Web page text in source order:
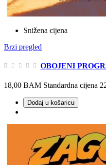
Snižena cijena
Brzi pregled
OBOJENI
18,00 BAM Standardna cijena
Dodaj u košaricu